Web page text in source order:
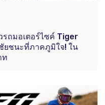
ถมอเตอร์ไซค์ Tiger
ยชนะที่ภาคภูมิใจ! ใน
ท